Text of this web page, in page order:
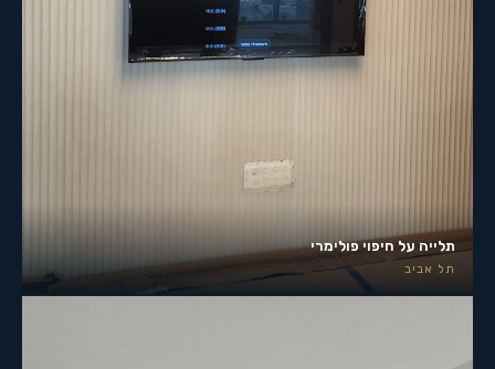
תלייה על חיפוי פולימרי
תל אביב